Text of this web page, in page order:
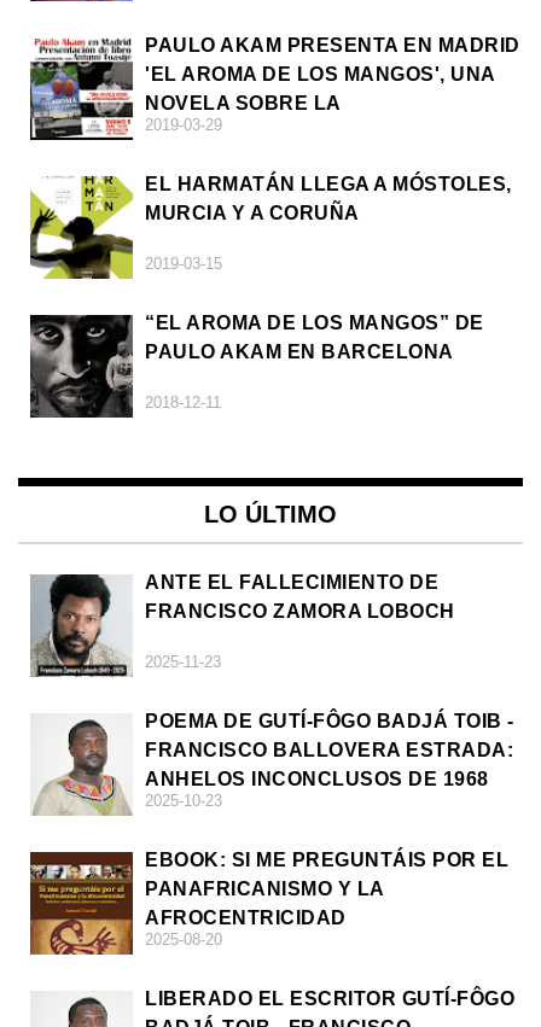
PAULO AKAM PRESENTA EN MADRID
'EL AROMA DE LOS MANGOS', UNA
NOVELA SOBRE LA
AFRODESCENDENCIA
2019-03-29
EL HARMATÁN LLEGA A MÓSTOLES,
MURCIA Y A CORUÑA
2019-03-15
“EL AROMA DE LOS MANGOS” DE
PAULO AKAM EN BARCELONA
2018-12-11
LO ÚLTIMO
ANTE EL FALLECIMIENTO DE
FRANCISCO ZAMORA LOBOCH
2025-11-23
POEMA DE GUTÍ-FÔGO BADJÁ TOIB -
FRANCISCO BALLOVERA ESTRADA:
ANHELOS INCONCLUSOS DE 1968
2025-10-23
EBOOK: SI ME PREGUNTÁIS POR EL
PANAFRICANISMO Y LA
AFROCENTRICIDAD
2025-08-20
LIBERADO EL ESCRITOR GUTÍ-FÔGO